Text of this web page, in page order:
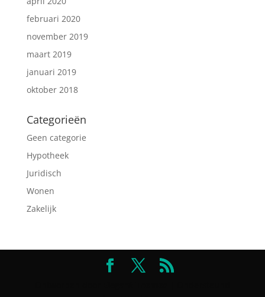
februari 2020
november 2019
maart 2019
januari 2019
oktober 2018
Categorieën
Geen categorie
Hypotheek
Juridisch
Wonen
Zakelijk